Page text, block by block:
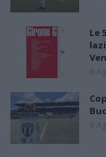
Le
6
6